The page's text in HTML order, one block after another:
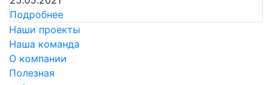
Подробнее
Наши проекты
Наша команда
О компании
Полезная